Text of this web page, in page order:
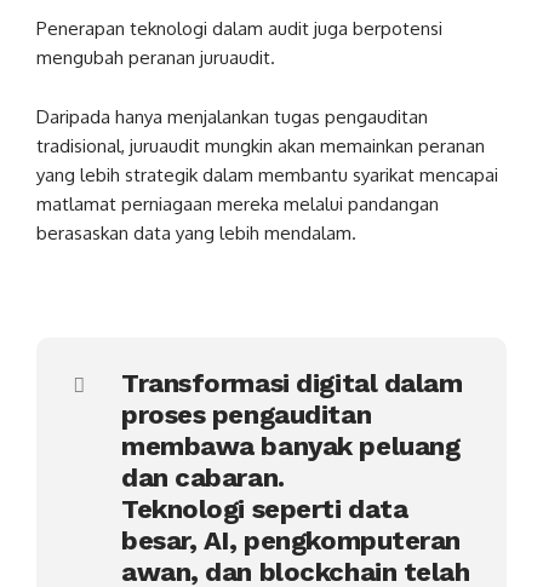
Penerapan teknologi dalam audit juga berpotensi
mengubah peranan juruaudit.
Daripada hanya menjalankan tugas pengauditan
tradisional, juruaudit mungkin akan memainkan peranan
yang lebih strategik dalam membantu syarikat mencapai
matlamat perniagaan mereka melalui pandangan
berasaskan data yang lebih mendalam.
Transformasi digital dalam
proses pengauditan
membawa banyak peluang
dan cabaran.
Teknologi seperti data
besar, AI, pengkomputeran
awan, dan blockchain telah